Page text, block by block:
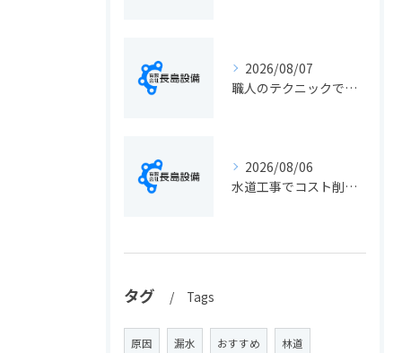
2026/08/07
職人のテクニックで出会う静岡県静岡市の伝統工芸と学びの魅力徹底解説
2026/08/06
水道工事でコスト削減を実現する静岡県静岡市の手続きと費用見直しポイント
タグ Tags
原因 漏水 おすすめ 林道